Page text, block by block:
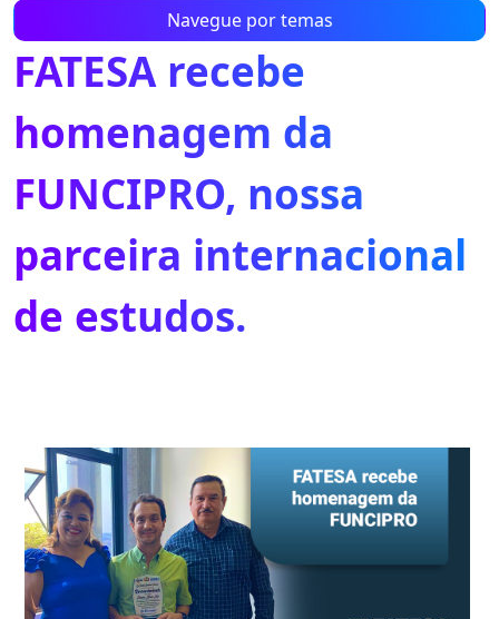
Navegue por temas
FATESA recebe
homenagem da
FUNCIPRO, nossa
parceira internacional
de estudos.